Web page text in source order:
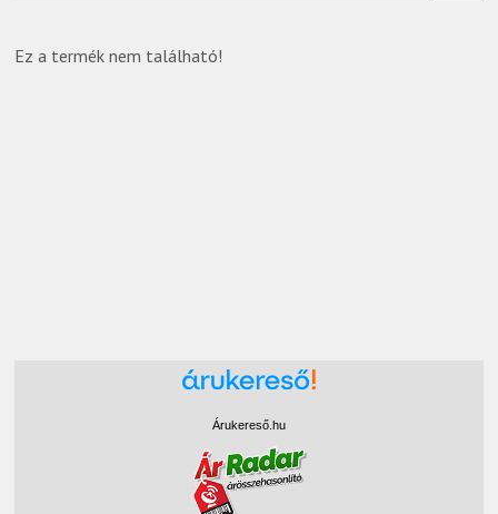
Ez a termék nem található!
Árukereső.hu